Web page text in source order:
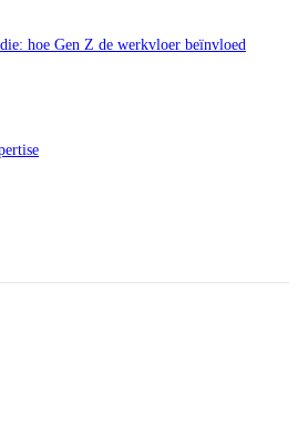
hoe Gen Z de werkvloer beïnvloed